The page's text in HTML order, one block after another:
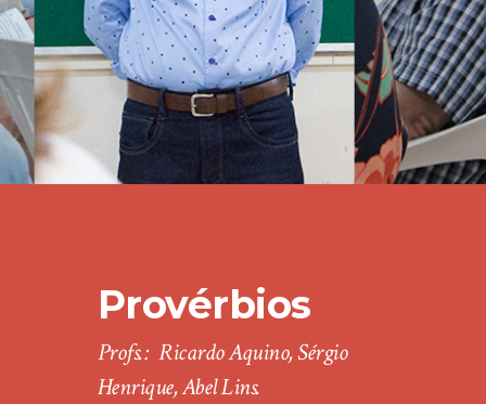
Provérbios
Profs.: Ricardo Aquino, Sérgio
Henrique, Abel Lins.